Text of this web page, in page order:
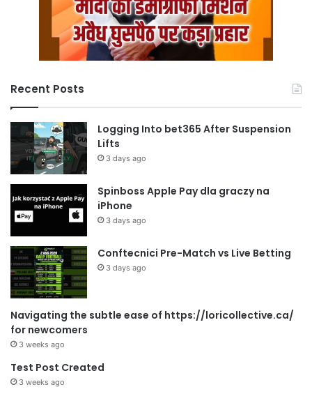
Recent Posts
Logging Into bet365 After Suspension
Lifts
3 days ago
Spinboss Apple Pay dla graczy na
iPhone
3 days ago
Conftecnici Pre-Match vs Live Betting
3 days ago
Navigating the subtle ease of https://loricollective.ca/
for newcomers
3 weeks ago
Test Post Created
3 weeks ago